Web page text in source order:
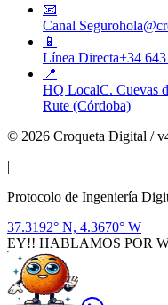
📧
Canal Seguro
📱
Línea Directa+34
📍
HQ LocalC. Cuevas
Rute (Córdoba)
© 2026 Croqueta Digital /
|
Protocolo de Ingeniería
37.3192° N, 4.3670° W
EY!! HABLAMOS POR